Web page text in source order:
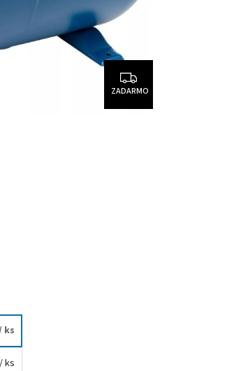
ZADARMO
ks
ks